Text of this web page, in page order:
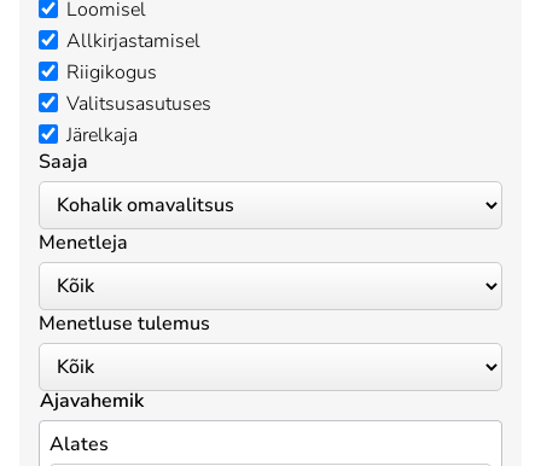
Loomisel
Allkirjastamisel
Riigikogus
Valitsusasutuses
Järelkaja
Saaja
Menetleja
Menetluse tulemus
Ajavahemik
Alates